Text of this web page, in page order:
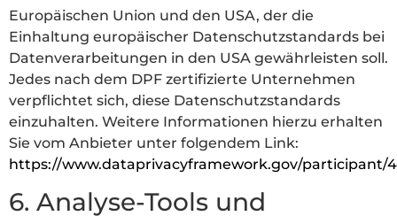
Europäischen Union und den USA, der die
Einhaltung europäischer Datenschutzstandards bei
Datenverarbeitungen in den USA gewährleisten soll.
Jedes nach dem DPF zertifizierte Unternehmen
verpflichtet sich, diese Datenschutzstandards
einzuhalten. Weitere Informationen hierzu erhalten
Sie vom Anbieter unter folgendem Link:
https://www.dataprivacyframework.gov/participant/
6. Analyse-Tools und